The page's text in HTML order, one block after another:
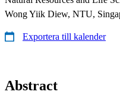
Wong Yiik Diew, NTU,
Exportera till kalender
Abstract